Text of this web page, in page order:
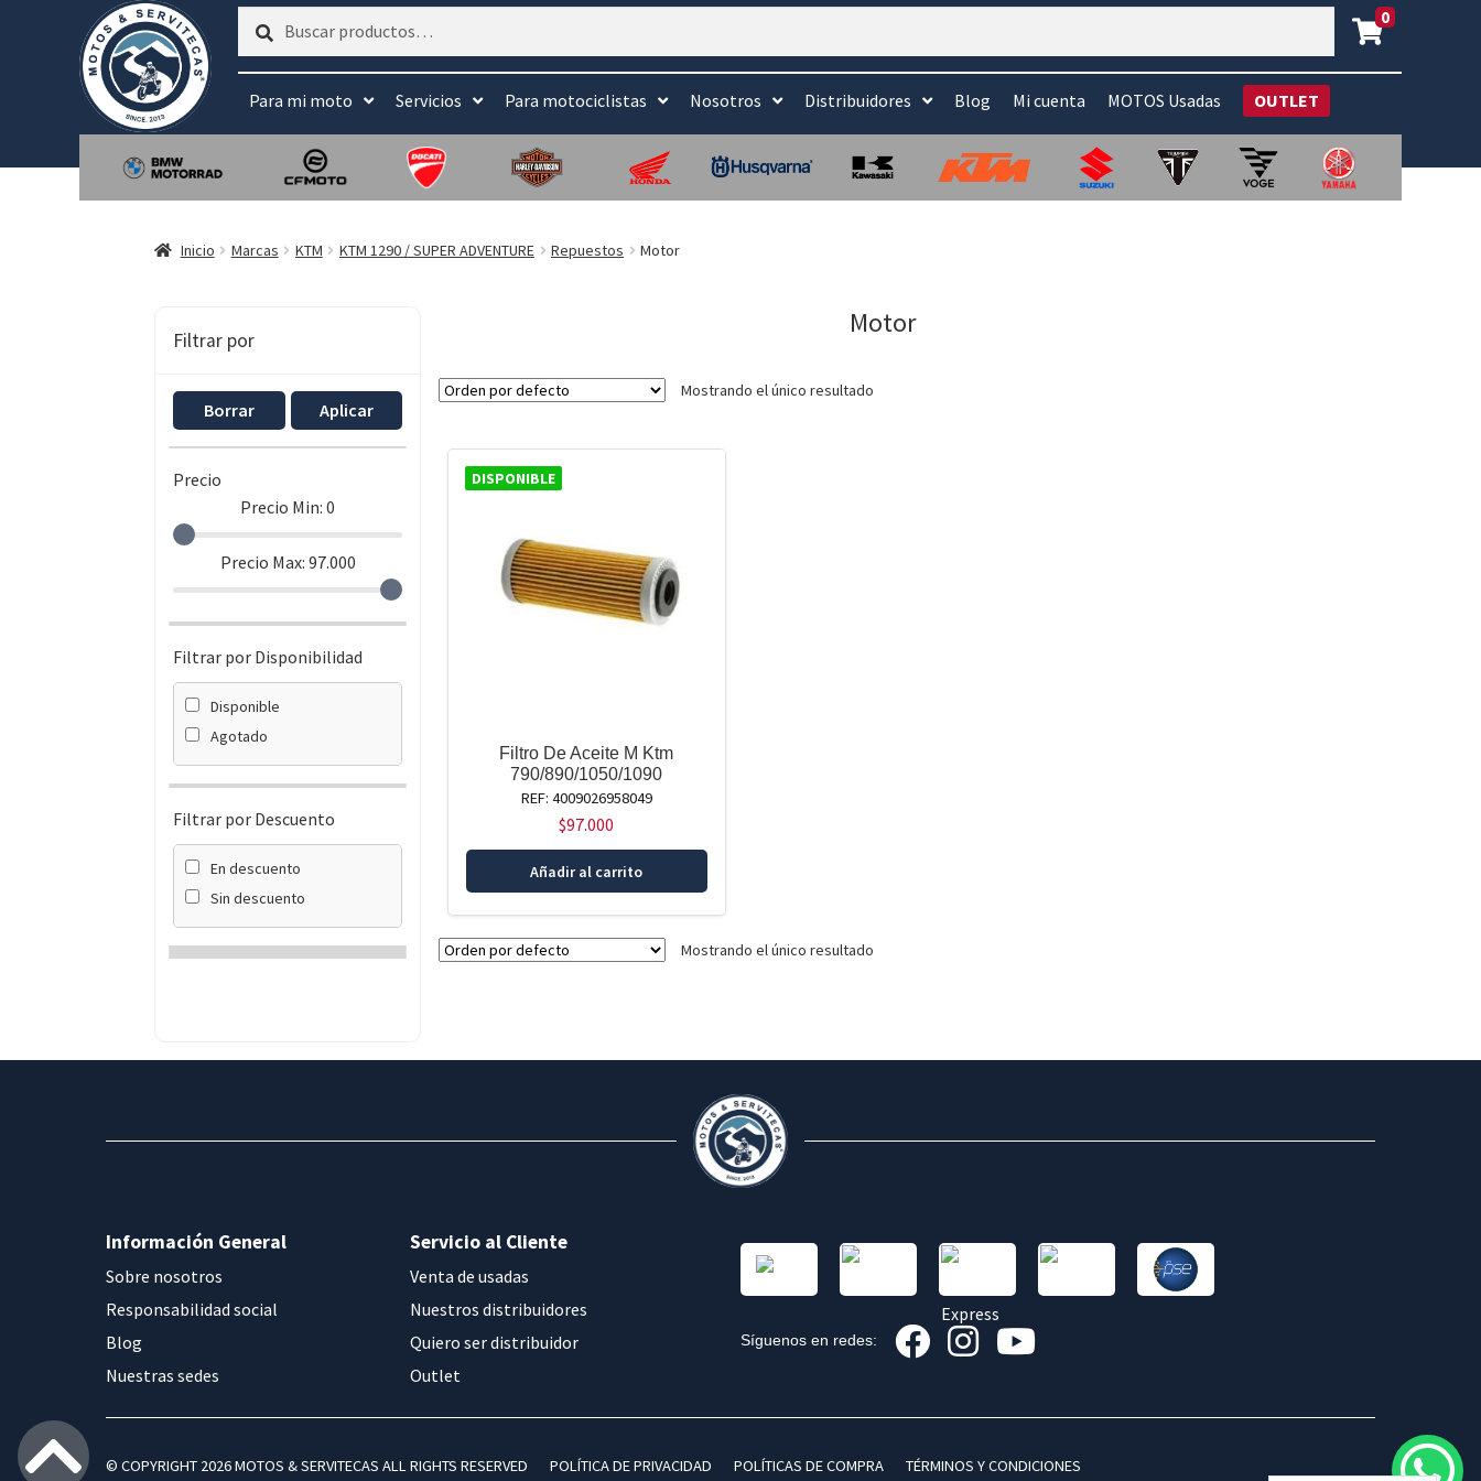
Buscar
Buscar 0
Para mi moto Servicios Para motociclistas Nosotros Distribuidores Blog Mi cuenta MOTOS Usadas OUTLET
Inicio Marcas KTM KTM 1290 / SUPER ADVENTURE Repuestos Motor
Filtrar por
Borrar Aplicar
Precio
Precio Min:0
Precio Max: 97.000
Filtrar por Disponibilidad
Disponible
Agotado
Filtrar por Descuento
En descuento
Sin descuento
Motor
Mostrando el único resultado
DISPONIBLE
Filtro De Aceite M Ktm
790/890/1050/1090
REF: 4009026958049
$97.000
Añadir al carrito
Mostrando el único resultado
Información General
Sobre nosotros
Responsabilidad social
Blog
Nuestras sedes
Servicio al Cliente
Venta de usadas
Nuestros distribuidores
Quiero ser distribuidor
Outlet
Síguenos en redes:
© COPYRIGHT 2026 MOTOS & SERVITECAS ALL RIGHTS RESERVED POLÍTICA DE PRIVACIDAD POLÍTICAS DE COMPRA TÉRMINOS Y CONDICIONES